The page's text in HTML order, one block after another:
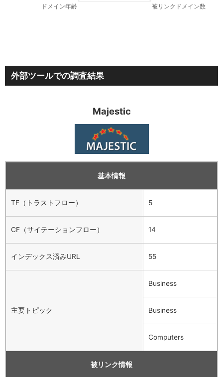
外部ツールでの調査結果
Majestic
基本情報
TF（トラストフロー） 5
CF（サイテーションフロー） 14
インデックス済みURL 55
主要トピック
Business
Business
Computers
被リンク情報